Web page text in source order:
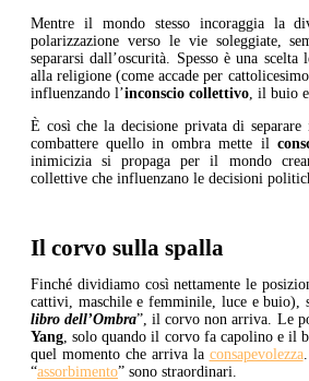
Mentre il mondo stesso incoraggia la
polarizzazione verso le vie soleggiate,
separarsi dall’oscurità. Spesso è una
alla religione (come accade per
influenzando l’inconscio collettivo , il buio
È così che la decisione privata di
combattere quello in ombra mette il
inimicizia si propaga per il mondo
collettive che influenzano le decisioni
Il corvo sulla spalla
Finché dividiamo così nettamente le
cattivi, maschile e femminile, luce e buio),
libro dell’Ombra”, il corvo non arriva. Le
Yang , solo quando il corvo fa capolino e il
quel momento che arriva la consapevolezza
“assorbimento” sono straordinari.